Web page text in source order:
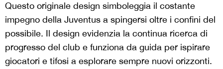
Questo originale design simboleggia il costante
impegno della Juventus a spingersi oltre i confini del
possibile. Il design evidenzia la continua ricerca di
progresso del club e funziona da guida per ispirare
giocatori e tifosi a esplorare sempre nuovi orizzonti.